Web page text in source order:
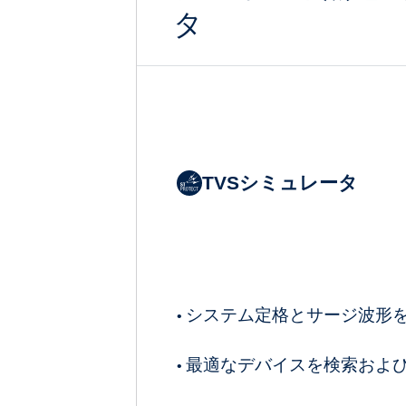
タ
TVSシミュレータ
• システム定格とサージ波形
•最適なデバイスを検索およ